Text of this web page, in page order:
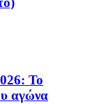
Το
αγώνα